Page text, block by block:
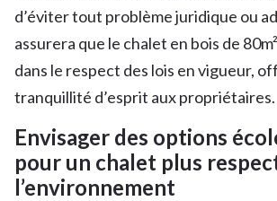
d’éviter tout problème juridique ou
assurera que le chalet en bois de
dans le respect des lois en vigueur,
tranquillité d’esprit aux propriétaires.
Envisager des options
pour un chalet plus
l’environnement